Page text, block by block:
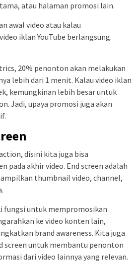
atau halaman promosi lain.
awal video atau kalau
iklan YouTube berlangsung.
20% penonton akan melakukan
lebih dari 1 menit. Kalau video iklan
kemungkinan lebih besar untuk
Jadi, upaya promosi juga akan
disini kita juga bisa
pada akhir video. End screen adalah
thumbnail video, channel,
fungsi untuk mempromosikan
ke video konten lain,
brand awareness. Kita juga
screen untuk membantu penonton
dari video lainnya yang relevan.